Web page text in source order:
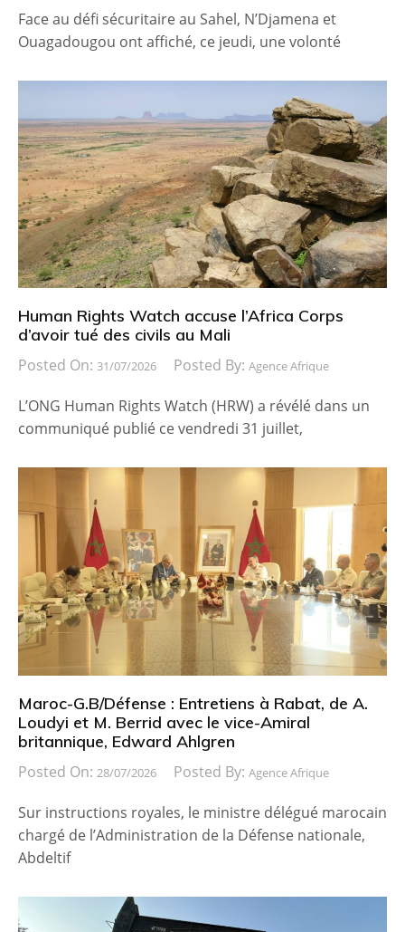
Face au défi sécuritaire au Sahel, N’Djamena et
Ouagadougou ont affiché, ce jeudi, une volonté
Human Rights Watch accuse l’Africa Corps
d’avoir tué des civils au Mali
Posted On: 31/07/2026 Posted By: Agence Afrique
L’ONG Human Rights Watch (HRW) a révélé dans un
communiqué publié ce vendredi 31 juillet,
Maroc-G.B/Défense : Entretiens à Rabat, de A.
Loudyi et M. Berrid avec le vice-Amiral
britannique, Edward Ahlgren
Posted On: 28/07/2026 Posted By: Agence Afrique
Sur instructions royales, le ministre délégué marocain
chargé de l’Administration de la Défense nationale,
Abdeltif